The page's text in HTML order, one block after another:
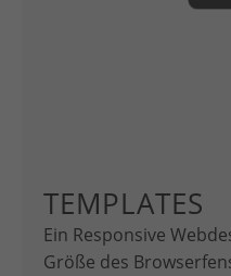
TEMPLATES
Ein Responsive
Größe des